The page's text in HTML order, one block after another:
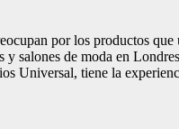
por los productos
salones de moda en
Universal, tiene la